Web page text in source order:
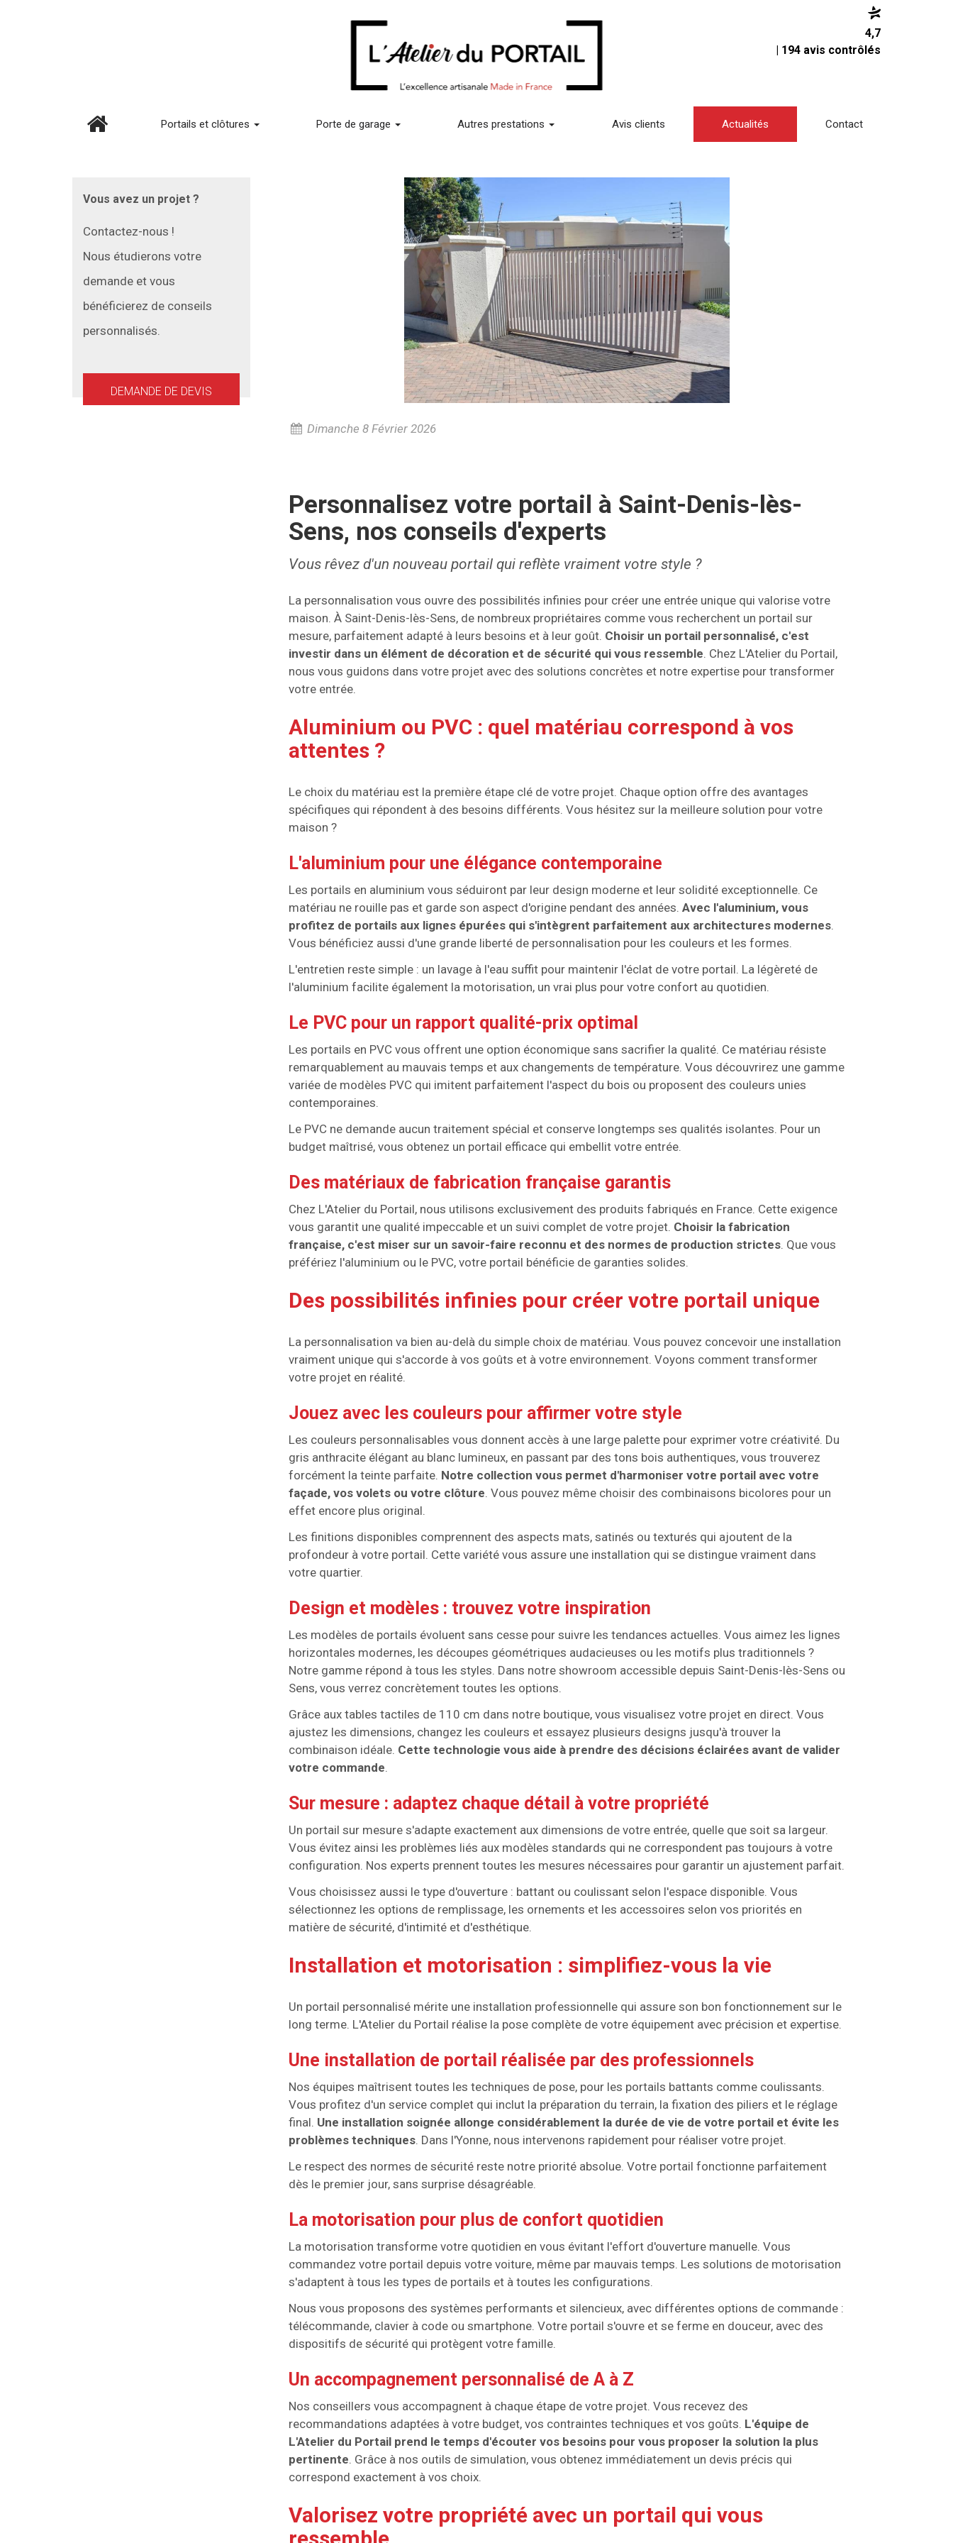
4,7
| 194 avis contrôlés
Portails et clôtures Porte de garage Autres prestations Avis clients Actualités Contact
Vous avez un projet ?
Contactez-nous !
Nous étudierons votre
demande et vous
bénéficierez de conseils
personnalisés.
DEMANDE DE DEVIS
Dimanche 8 Février 2026
Personnalisez votre portail à Saint-Denis-lès-
Sens, nos conseils d'experts
Vous rêvez d'un nouveau portail qui reflète vraiment votre style ?
La personnalisation vous ouvre des possibilités infinies pour créer une entrée unique qui valorise votre
maison. À Saint-Denis-lès-Sens, de nombreux propriétaires comme vous recherchent un portail sur
mesure, parfaitement adapté à leurs besoins et à leur goût. Choisir un portail personnalisé, c'est
investir dans un élément de décoration et de sécurité qui vous ressemble. Chez L'Atelier du Portail,
nous vous guidons dans votre projet avec des solutions concrètes et notre expertise pour transformer
votre entrée.
Aluminium ou PVC : quel matériau correspond à vos
attentes ?
Le choix du matériau est la première étape clé de votre projet. Chaque option offre des avantages
spécifiques qui répondent à des besoins différents. Vous hésitez sur la meilleure solution pour votre
maison ?
L'aluminium pour une élégance contemporaine
Les portails en aluminium vous séduiront par leur design moderne et leur solidité exceptionnelle. Ce
matériau ne rouille pas et garde son aspect d'origine pendant des années. Avec l'aluminium, vous
profitez de portails aux lignes épurées qui s'intègrent parfaitement aux architectures modernes.
Vous bénéficiez aussi d'une grande liberté de personnalisation pour les couleurs et les formes.
L'entretien reste simple : un lavage à l'eau suffit pour maintenir l'éclat de votre portail. La légèreté de
l'aluminium facilite également la motorisation, un vrai plus pour votre confort au quotidien.
Le PVC pour un rapport qualité-prix optimal
Les portails en PVC vous offrent une option économique sans sacrifier la qualité. Ce matériau résiste
remarquablement au mauvais temps et aux changements de température. Vous découvrirez une gamme
variée de modèles PVC qui imitent parfaitement l'aspect du bois ou proposent des couleurs unies
contemporaines.
Le PVC ne demande aucun traitement spécial et conserve longtemps ses qualités isolantes. Pour un
budget maîtrisé, vous obtenez un portail efficace qui embellit votre entrée.
Des matériaux de fabrication française garantis
Chez L'Atelier du Portail, nous utilisons exclusivement des produits fabriqués en France. Cette exigence
vous garantit une qualité impeccable et un suivi complet de votre projet. Choisir la fabrication
française, c'est miser sur un savoir-faire reconnu et des normes de production strictes. Que vous
préfériez l'aluminium ou le PVC, votre portail bénéficie de garanties solides.
Des possibilités infinies pour créer votre portail unique
La personnalisation va bien au-delà du simple choix de matériau. Vous pouvez concevoir une installation
vraiment unique qui s'accorde à vos goûts et à votre environnement. Voyons comment transformer
votre projet en réalité.
Jouez avec les couleurs pour affirmer votre style
Les couleurs personnalisables vous donnent accès à une large palette pour exprimer votre créativité. Du
gris anthracite élégant au blanc lumineux, en passant par des tons bois authentiques, vous trouverez
forcément la teinte parfaite. Notre collection vous permet d'harmoniser votre portail avec votre
façade, vos volets ou votre clôture. Vous pouvez même choisir des combinaisons bicolores pour un
effet encore plus original.
Les finitions disponibles comprennent des aspects mats, satinés ou texturés qui ajoutent de la
profondeur à votre portail. Cette variété vous assure une installation qui se distingue vraiment dans
votre quartier.
Design et modèles : trouvez votre inspiration
Les modèles de portails évoluent sans cesse pour suivre les tendances actuelles. Vous aimez les lignes
horizontales modernes, les découpes géométriques audacieuses ou les motifs plus traditionnels ?
Notre gamme répond à tous les styles. Dans notre showroom accessible depuis Saint-Denis-lès-Sens ou
Sens, vous verrez concrètement toutes les options.
Grâce aux tables tactiles de 110 cm dans notre boutique, vous visualisez votre projet en direct. Vous
ajustez les dimensions, changez les couleurs et essayez plusieurs designs jusqu'à trouver la
combinaison idéale. Cette technologie vous aide à prendre des décisions éclairées avant de valider
votre commande.
Sur mesure : adaptez chaque détail à votre propriété
Un portail sur mesure s'adapte exactement aux dimensions de votre entrée, quelle que soit sa largeur.
Vous évitez ainsi les problèmes liés aux modèles standards qui ne correspondent pas toujours à votre
configuration. Nos experts prennent toutes les mesures nécessaires pour garantir un ajustement parfait.
Vous choisissez aussi le type d'ouverture : battant ou coulissant selon l'espace disponible. Vous
sélectionnez les options de remplissage, les ornements et les accessoires selon vos priorités en
matière de sécurité, d'intimité et d'esthétique.
Installation et motorisation : simplifiez-vous la vie
Un portail personnalisé mérite une installation professionnelle qui assure son bon fonctionnement sur le
long terme. L'Atelier du Portail réalise la pose complète de votre équipement avec précision et expertise.
Une installation de portail réalisée par des professionnels
Nos équipes maîtrisent toutes les techniques de pose, pour les portails battants comme coulissants.
Vous profitez d'un service complet qui inclut la préparation du terrain, la fixation des piliers et le réglage
final. Une installation soignée allonge considérablement la durée de vie de votre portail et évite les
problèmes techniques. Dans l'Yonne, nous intervenons rapidement pour réaliser votre projet.
Le respect des normes de sécurité reste notre priorité absolue. Votre portail fonctionne parfaitement
dès le premier jour, sans surprise désagréable.
La motorisation pour plus de confort quotidien
La motorisation transforme votre quotidien en vous évitant l'effort d'ouverture manuelle. Vous
commandez votre portail depuis votre voiture, même par mauvais temps. Les solutions de motorisation
s'adaptent à tous les types de portails et à toutes les configurations.
Nous vous proposons des systèmes performants et silencieux, avec différentes options de commande :
télécommande, clavier à code ou smartphone. Votre portail s'ouvre et se ferme en douceur, avec des
dispositifs de sécurité qui protègent votre famille.
Un accompagnement personnalisé de A à Z
Nos conseillers vous accompagnent à chaque étape de votre projet. Vous recevez des
recommandations adaptées à votre budget, vos contraintes techniques et vos goûts. L'équipe de
L'Atelier du Portail prend le temps d'écouter vos besoins pour vous proposer la solution la plus
pertinente. Grâce à nos outils de simulation, vous obtenez immédiatement un devis précis qui
correspond exactement à vos choix.
Valorisez votre propriété avec un portail qui vous